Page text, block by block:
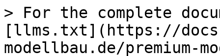
> For the complete
[llms.txt](https://
modellbau.de/premium-